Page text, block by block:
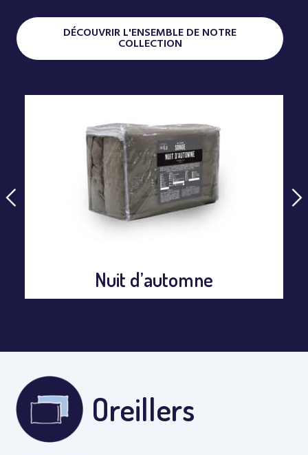
DÉCOUVRIR L'ENSEMBLE DE NOTRE
COLLECTION
Nuit d’automne
Oreillers